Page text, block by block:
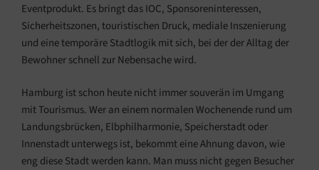
Eventprodukt. Es bringt das IOC, Sponsoreninteressen,
Sicherheitszonen, touristischen Druck, mediale Inszenierung
und eine temporäre Stadtlogik mit sich, bei der der Alltag der
Bewohner schnell zur Nebensache wird.
Hamburg ist schon heute nicht immer souverän im Umgang
mit Tourismus. Wer an einem normalen Wochenende rund um
Landungsbrücken, Elbphilharmonie, Speicherstadt oder
Innenstadt unterwegs ist, bekommt eine Ahnung davon, wie
eng diese Stadt werden kann. Man muss nicht gegen Besucher